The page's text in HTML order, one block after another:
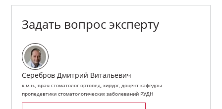
Задать вопрос эксперту
Серебров Дмитрий Витальевич
к.м.н., врач стоматолог ортопед, хирург, доцент кафедры
пропедевтики стоматологических заболеваний РУДН